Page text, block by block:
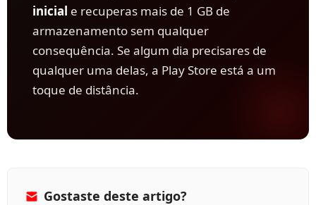
inicial e recuperas mais de 1 GB de
armazenamento sem qualquer
consequência. Se algum dia precisares de
qualquer uma delas, a Play Store está a um
toque de distância.
Gostaste deste artigo?